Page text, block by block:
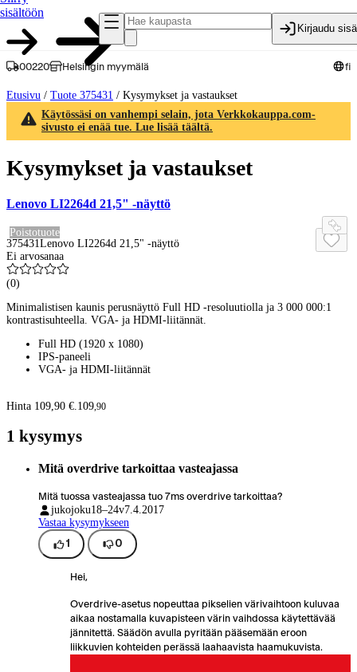
sisältöön
Kirjaudu
00220 Helsingin myymälä fi
Etusivu / Tuote 375431 / Kysymykset ja vastaukset
Käytössäsi on vanhempi selain, jota Verkkokauppa.com-
sivusto ei enää tue. Lue lisää täältä.
Kysymykset ja vastaukset
Lenovo LI2264d 21,5" -näyttö
Poistotuote
375431 Lenovo LI2264d 21,5" -näyttö
Ei arvosanaa
(0)
Minimalistisen kaunis perusnäyttö Full HD -resoluutiolla ja 3 000 000:1
kontrastisuhteella. VGA- ja HDMI-liitännät.
Full HD (1920 x 1080)
IPS-paneeli
VGA- ja HDMI-liitännät
Hinta 109,90 €. 109,90
1 kysymys
Mitä overdrive tarkoittaa vasteajassa
Mitä tuossa vasteajassa tuo 7ms overdrive tarkoittaa?
jukojoku18–24v7.4.2017
Vastaa kysymykseen
1 0
Hei,
Overdrive-asetus nopeuttaa pikselien värivaihtoon kuluvaa
aikaa nostamalla kuvapisteen värin vaihdossa käytettävää
jännitettä. Säädön avulla pyritään pääsemään eroon
liikkuvien kohteiden perässä laahaavista haamukuvista.